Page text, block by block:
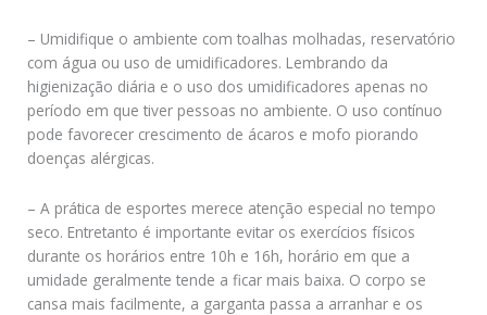
– Umidifique o ambiente com toalhas molhadas, reservatório
com água ou uso de umidificadores. Lembrando da
higienização diária e o uso dos umidificadores apenas no
período em que tiver pessoas no ambiente. O uso contínuo
pode favorecer crescimento de ácaros e mofo piorando
doenças alérgicas.
– A prática de esportes merece atenção especial no tempo
seco. Entretanto é importante evitar os exercícios físicos
durante os horários entre 10h e 16h, horário em que a
umidade geralmente tende a ficar mais baixa. O corpo se
cansa mais facilmente, a garganta passa a arranhar e os